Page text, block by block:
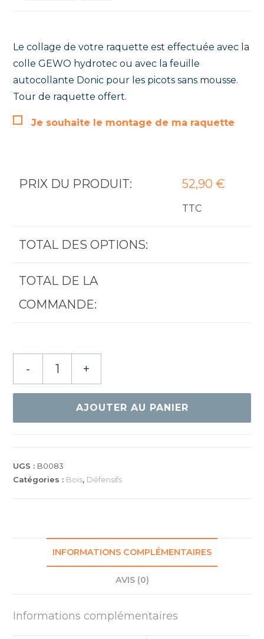
Le collage de votre raquette est effectuée avec la
colle GEWO hydrotec ou avec la feuille
autocollante Donic pour les picots sans mousse.
Tour de raquette offert.
Je souhaite le montage de ma raquette
PRIX DU PRODUIT: 52,90€
TTC
TOTAL DES OPTIONS:
TOTAL DE LA
COMMANDE:
- +
AJOUTER AU PANIER
UGS : B0083
Catégories : Bois, Défensifs
INFORMATIONS COMPLÉMENTAIRES
AVIS (0)
Informations complémentaires